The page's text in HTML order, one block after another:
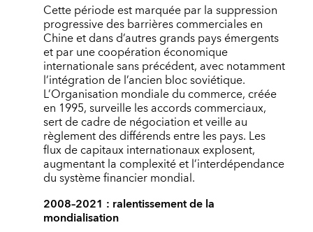
Cette période est marquée par la suppression
progressive des barrières commerciales en
Chine et dans d’autres grands pays émergents
et par une coopération économique
internationale sans précédent, avec notamment
l’intégration de l’ancien bloc soviétique.
L’Organisation mondiale du commerce, créée
en 1995, surveille les accords commerciaux,
sert de cadre de négociation et veille au
règlement des différends entre les pays. Les
flux de capitaux internationaux explosent,
augmentant la complexité et l’interdépendance
du système financier mondial.
2008–2021 : ralentissement de la
mondialisation